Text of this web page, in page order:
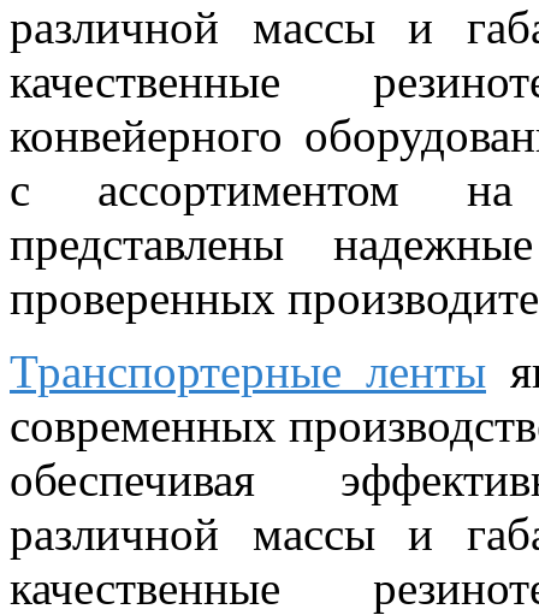
различной массы и
качественные
конвейерного
с ассортиментом
представлены
проверенных
Транспортерные ленты
современных
обеспечивая
различной массы и
качественные